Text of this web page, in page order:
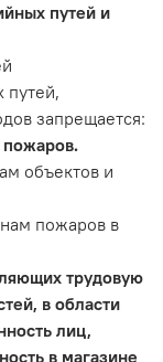
путей и
путей,
запрещается:
пожаров.
объектов и
пожаров в
трудовую
в области
лиц,
в магазине